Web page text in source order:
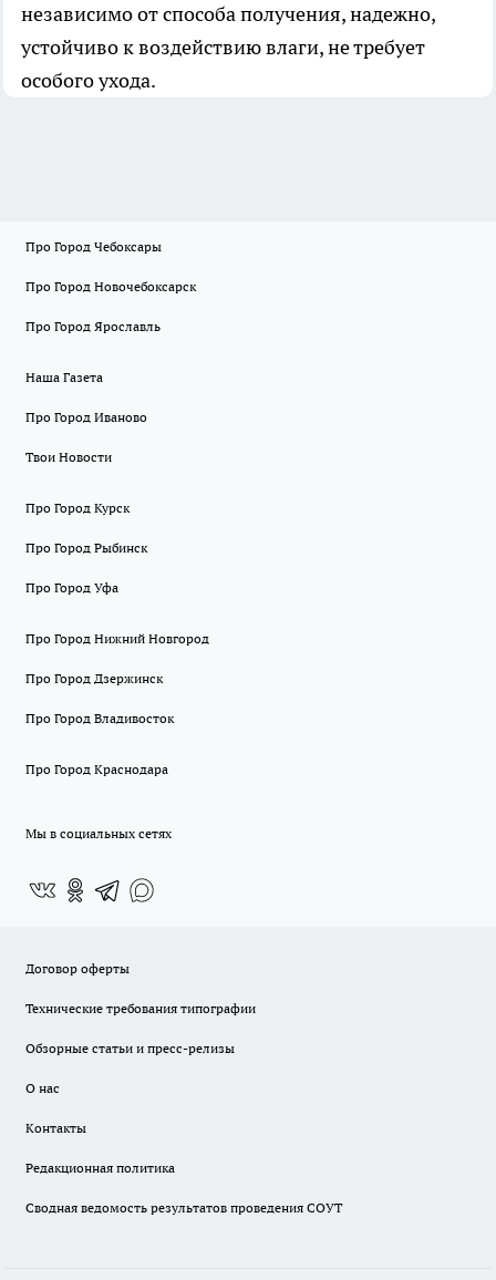
независимо от способа получения, надежно,
устойчиво к воздействию влаги, не требует
особого ухода.
Про Город Чебоксары
Про Город Новочебоксарск
Про Город Ярославль
Наша Газета
Про Город Иваново
Твои Новости
Про Город Курск
Про Город Рыбинск
Про Город Уфа
Про Город Нижний Новгород
Про Город Дзержинск
Про Город Владивосток
Про Город Краснодара
Мы в социальных сетях
Договор оферты
Технические требования типографии
Обзорные статьи и пресс-релизы
О нас
Контакты
Редакционная политика
Сводная ведомость результатов проведения СОУТ